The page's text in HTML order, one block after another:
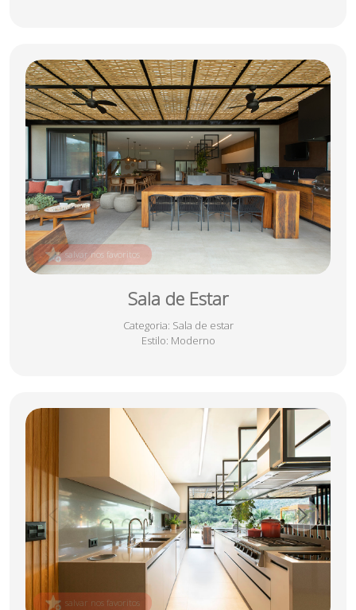
Sala de Estar
Categoria: Sala de estar
Estilo: Moderno
salvar nos favoritos
salvar nos favoritos